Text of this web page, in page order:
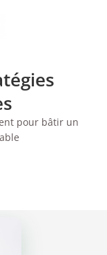
pour bâtir un